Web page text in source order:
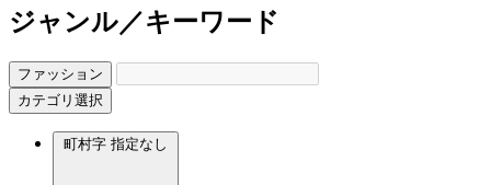
ジャンル／キーワード
ファッション
カテゴリ選択
町村字 指定なし